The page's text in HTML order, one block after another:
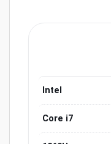
Intel
Core i7